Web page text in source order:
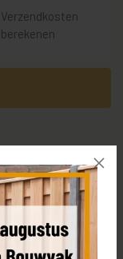
Verzendkosten
berekenen
schutting?
met Tom of bezoek